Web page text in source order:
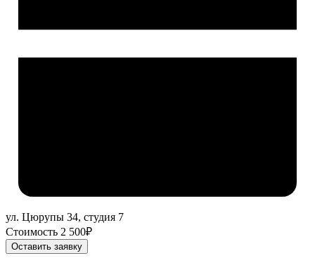
ул. Цюрупы 34, студия 7
Стоимость 2 500₽
Оставить заявку